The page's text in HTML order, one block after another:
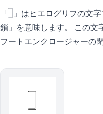
「𓉝」はヒエログリフの文
鎖」を意味します。
この文
フートエンクロージャーの